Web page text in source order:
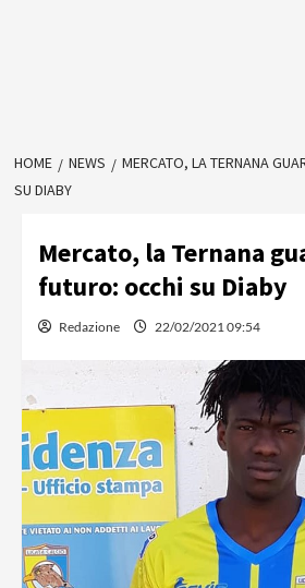
HOME NEWS
MERCATO, LA TERNANA
SU DIABY
Mercato, la Ternana
futuro: occhi su Diaby
Redazione 22/02/2021 09:54